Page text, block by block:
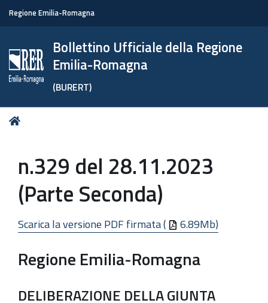
Regione Emilia-Romagna
Bollettino Ufficiale della Regione
Emilia-Romagna
(BURERT)
Tu
n.329 del 28.11.2023
(Parte Seconda)
Scarica la versione PDF firmata ( 6.89Mb)
Regione Emilia-Romagna
DELIBERAZIONE DELLA GIUNTA